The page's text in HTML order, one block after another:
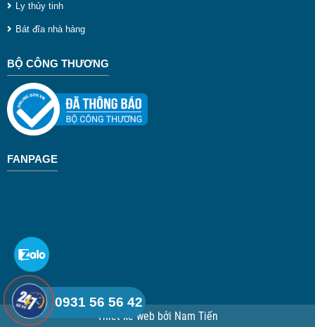
Ly thủy tinh
Bát đĩa nhà hàng
BỘ CÔNG THƯƠNG
FANPAGE
Thiết kế web bởi Nam Tiến
0931 56 56 42